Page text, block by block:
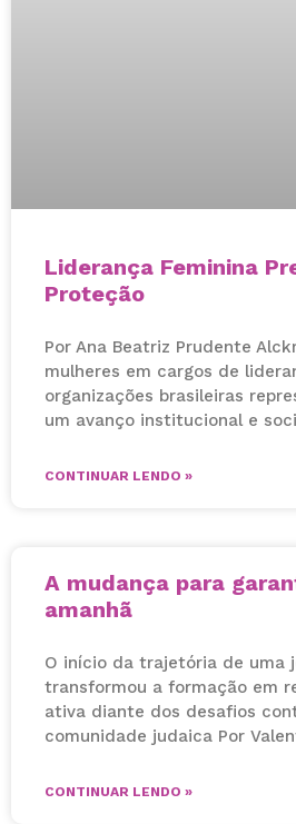
Liderança Feminina
Proteção
Por Ana Beatriz Prudente
mulheres em cargos de
organizações brasileiras
um avanço institucional e
CONTINUAR LENDO »
A mudança para
amanhã
O início da trajetória de uma
transformou a formação em
ativa diante dos desafios
comunidade judaica Por
CONTINUAR LENDO »